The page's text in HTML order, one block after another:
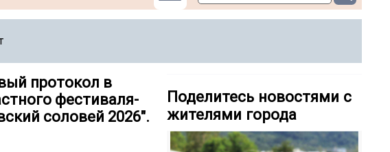
протокол в
фестиваля-
соловей 2026".
Поделитесь новостями с
жителями города